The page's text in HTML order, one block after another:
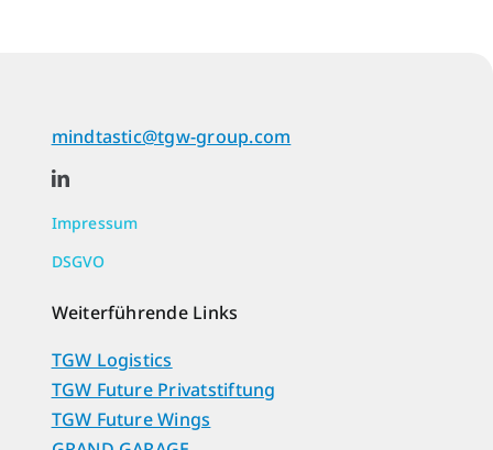
mindtastic@tgw-group.com
Impressum
DSGVO
Weiterführende Links
TGW Logistics
TGW Future Privatstiftung
TGW Future Wings